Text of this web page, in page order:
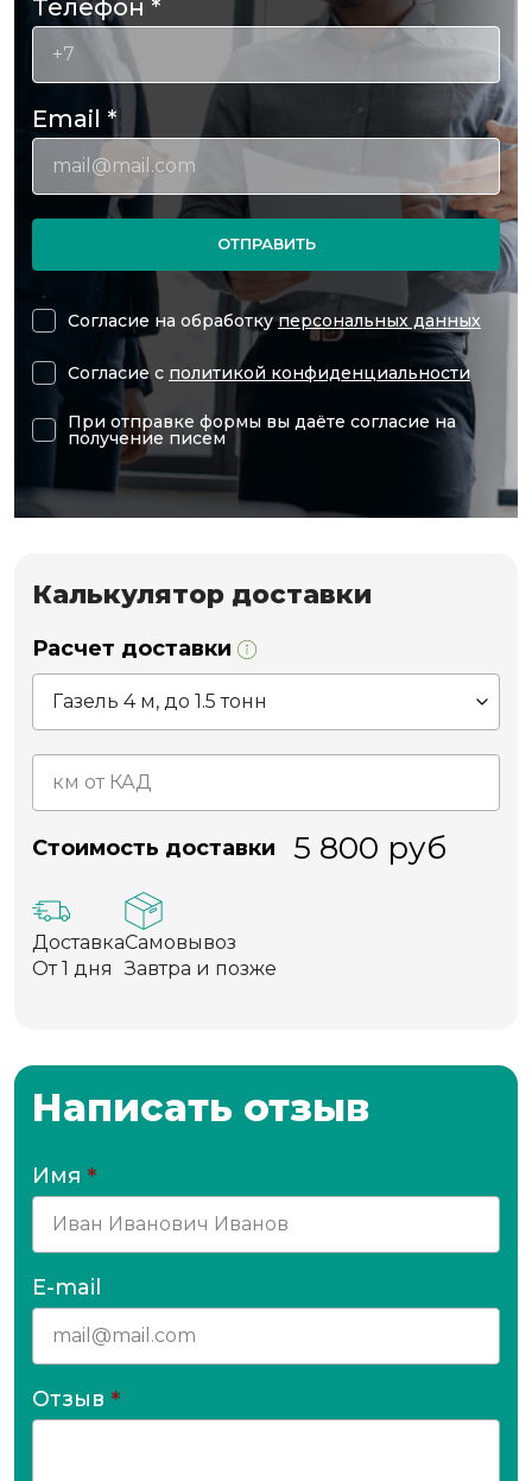
Телефон *
Email *
ОТПРАВИТЬ
Согласие на обработкуперсональных данных
Согласие с политикой конфиденциальности
При отправке формы вы даёте согласие на
получение писем
Калькулятор доставки
Расчет доставки
Стоимость доставки 5 800 руб
Доставка
От 1 дня
Самовывоз
Завтра и позже
Написать отзыв
Имя *
E-mail
Отзыв *